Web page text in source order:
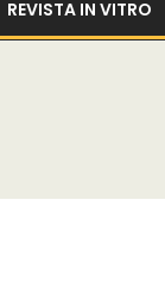
REVISTA IN VITRO